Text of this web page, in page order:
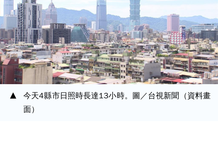
今天4縣市日照時長達13小時。圖／台視新聞（資料畫
面）